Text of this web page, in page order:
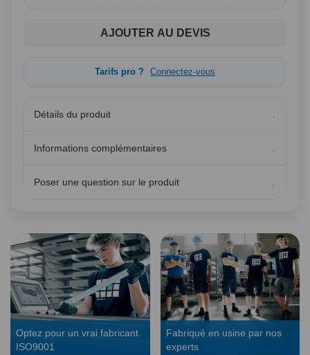
AJOUTER AU DEVIS
Tarifs pro ? Connectez-vous
Détails du produit
Informations complémentaires
Poser une question sur le produit
Optez pour un vrai fabricant
ISO9001
Fabriqué en usine par nos
experts